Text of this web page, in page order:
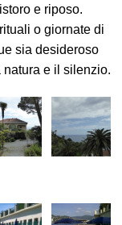
e riposo.
o giornate di
sia desideroso
e il silenzio.